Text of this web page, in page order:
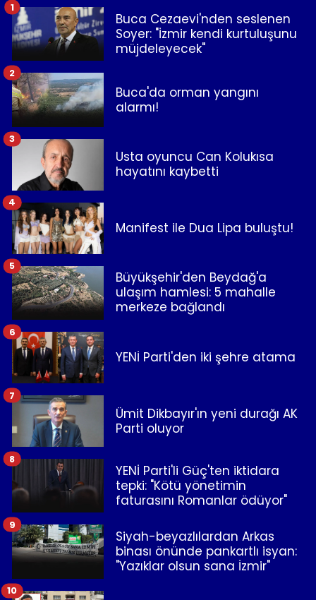
Buca Cezaevi'nden seslenen
Soyer: "İzmir kendi kurtuluşunu
müjdeleyecek"
1
Buca'da orman yangını
alarmı!
2
Usta oyuncu Can Kolukısa
hayatını kaybetti
3
Manifest ile Dua Lipa buluştu!
4
Büyükşehir'den Beydağ'a
ulaşım hamlesi: 5 mahalle
merkeze bağlandı
5
YENİ Parti'den iki şehre atama
6
Ümit Dikbayır'ın yeni durağı AK
Parti oluyor
7
YENİ Parti'li Güç'ten iktidara
tepki: "Kötü yönetimin
faturasını Romanlar ödüyor"
8
Siyah-beyazlılardan Arkas
binası önünde pankartlı isyan:
"Yazıklar olsun sana İzmir"
9
10